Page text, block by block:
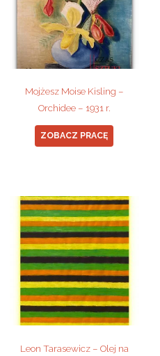
Mojżesz Moise Kisling –
Orchidee – 1931 r.
ZOBACZ PRACĘ
Leon Tarasewicz – Olej na